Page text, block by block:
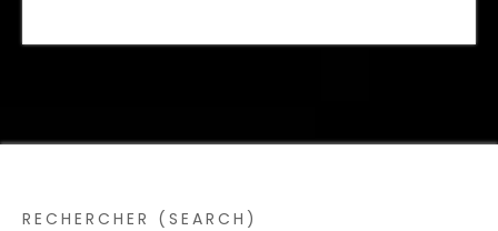
RECHERCHER (SEARCH)